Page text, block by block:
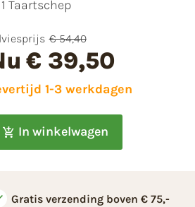
1 Taartschep
€ 54,40
€ 39,50
1-3 werkdagen
In winkelwagen
Gratis verzending boven € 75,-